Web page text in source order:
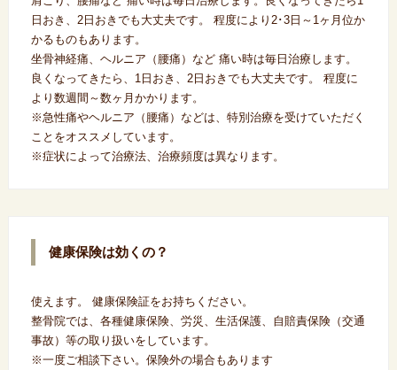
日おき、2日おきでも大丈夫です。 程度により2･3日～1ヶ月位か
かるものもあります。
坐骨神経痛、ヘルニア（腰痛）など 痛い時は毎日治療します。
良くなってきたら、1日おき、2日おきでも大丈夫です。 程度に
より数週間～数ヶ月かかります。
※急性痛やヘルニア（腰痛）などは、特別治療を受けていただく
ことをオススメしています。
※症状によって治療法、治療頻度は異なります。
健康保険は効くの？
使えます。 健康保険証をお持ちください。
整骨院では、各種健康保険、労災、生活保護、自賠責保険（交通
事故）等の取り扱いをしています。
※一度ご相談下さい。保険外の場合もあります